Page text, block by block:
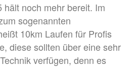
hält noch mehr bereit. Im
sogenannten
10km Laufen für Profis
diese sollten über eine sehr
verfügen, denn es